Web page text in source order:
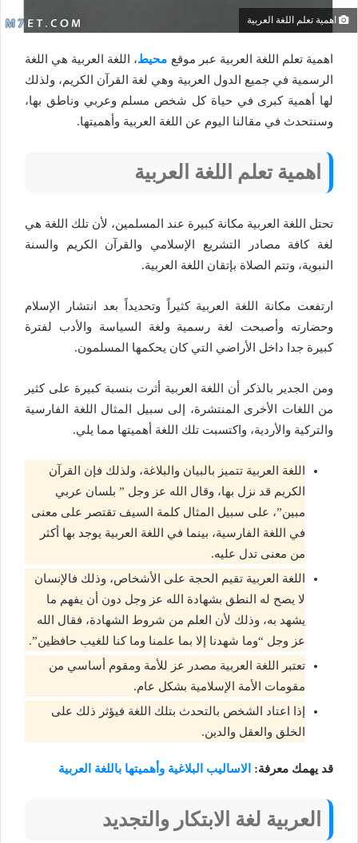
اهمية تعلم اللغة العربية
اهمية تعلم اللغة العربية عبر موقع محيط، اللغة العربية هي اللغة
الرسمية في جميع الدول العربية وهي لغة القرآن الكريم، ولذلك
لها أهمية كبرى في حياة كل شخص مسلم وعربي وناطق بها،
وسنتحدث في مقالنا اليوم عن اللغة العربية وأهميتها.
اهمية تعلم اللغة العربية
تحتل اللغة العربية مكانة كبيرة عند المسلمين، لأن تلك اللغة هي
لغة كافة مصادر التشريع الإسلامي والقرآن الكريم والسنة
النبوية، وتتم الصلاة بإتقان اللغة العربية.
ارتفعت مكانة اللغة العربية كثيراً وتحديداً بعد انتشار الإسلام
وحضارته وأصبحت لغة رسمية ولغة السياسة والأدب لفترة
كبيرة جدا داخل الأراضي التي كان يحكمها المسلمون.
ومن الجدير بالذكر أن اللغة العربية أثرت بنسبة كبيرة على كثير
من اللغات الأخرى المنتشرة، إلى سبيل المثال اللغة الفارسية
والتركية والأردية، واكتسبت تلك اللغة أهميتها مما يلي.
اللغة العربية تتميز بالبيان والبلاغة، ولذلك فإن القرآن
الكريم قد نزل بها، وقال الله عز وجل ” بلسان عربي
مبين”، على سبيل المثال كلمة السيف تقتصر على معنى
في اللغة الفارسية، بينما في اللغة العربية يوجد بها أكثر
من معنى تدل عليه.
اللغة العربية تقيم الحجة على الأشخاص، وذلك فالإنسان
لا يصح له النطق بشهادة الله عز وجل دون أن يفهم ما
يشهد به، وذلك لأن العلم من شروط الشهادة، فقال الله
عز وجل “وما شهدنا إلا بما علمنا وما كنا للغيب حافظين”.
تعتبر اللغة العربية مصدر عز للأمة ومقوم أساسي من
مقومات الأمة الإسلامية بشكل عام.
إذا اعتاد الشخص بالتحدث بتلك اللغة فيؤثر ذلك على
الخلق والعقل والدين.
قد يهمك معرفة: الاساليب البلاغية وأهميتها باللغة العربية
العربية لغة الابتكار والتجديد